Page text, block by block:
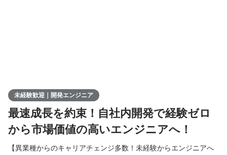
未経験歓迎｜開発エンジニア
最速成長を約束！自社内開発で経験ゼロ
から市場価値の高いエンジニアへ！
【異業種からのキャリアチェンジ多数！未経験からエンジニアへ